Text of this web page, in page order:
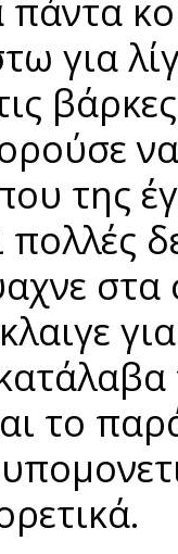
πάντα
για
της
πολλές
το